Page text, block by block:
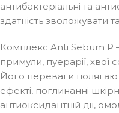
антибактеріальні та
здатність зволожувати
Комплекс Anti Sebum P
примули, пуерарії, хвої
Його переваги
ефекті, поглинанні
антиоксидантній дії,